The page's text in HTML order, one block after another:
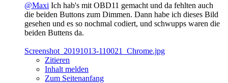
@Maxi Ich hab's mit OBD11 gemacht und da fehlten auch
die beiden Buttons zum Dimmen. Dann habe ich dieses Bild
gesehen und es so nochmal codiert, und schwupps waren die
beiden Buttens da.
Screenshot_20191013-110021_Chrome.jpg
Zitieren
Inhalt melden
Zum Seitenanfang